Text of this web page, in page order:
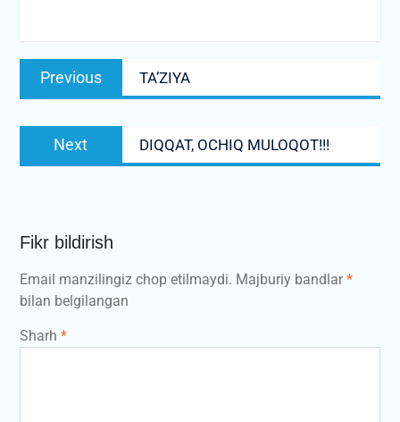
Post
menyusi
Previous
Previous
post:
TA’ZIYA
Next
post:
DIQQAT, OCHIQ MULOQOT!!!
Fikr bildirish
Email manzilingiz chop etilmaydi. Majburiy bandlar*
bilan belgilangan
Sharh *